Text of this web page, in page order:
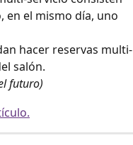
en el mismo día, uno
hacer reservas multi-
salón.
futuro)